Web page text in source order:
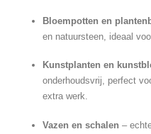
Bloempotten en
en natuursteen, ideaal
Kunstplanten en
onderhoudsvrij, perfect
extra werk.
Vazen en schalen –